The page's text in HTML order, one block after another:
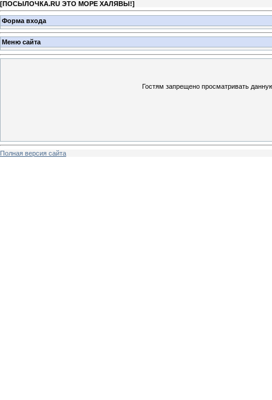
[ПОСЫЛОЧКА.RU ЭТО МОРЕ ХАЛЯВЫ!]
Форма входа
Меню сайта
Гостям запрещено просматривать
Полная версия сайта